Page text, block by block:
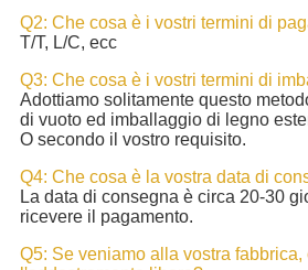
Q2: Che cosa è i vostri termini di
T/T, L/C, ecc
Q3: Che cosa è i vostri termini di
Adottiamo solitamente questo
di vuoto ed imballaggio di legno
O secondo il vostro requisito.
Q4: Che cosa è la vostra data di
La data di consegna è circa 20-30
ricevere il pagamento.
Q5: Se veniamo alla vostra